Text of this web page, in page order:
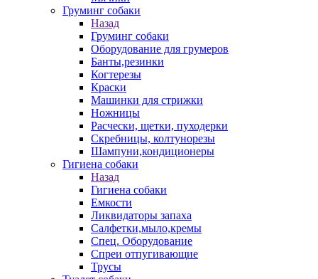
Груминг собаки
Назад
Груминг собаки
Оборудование для грумеров
Банты,резинки
Когтерезы
Краски
Машинки для стрижки
Ножницы
Расчески, щетки, пуходерки
Скребницы, колтунорезы
Шампуни,кондиционеры
Гигиена собаки
Назад
Гигиена собаки
Емкости
Ликвидаторы запаха
Салфетки,мыло,кремы
Спец. Оборудование
Спреи отпугивающие
Трусы